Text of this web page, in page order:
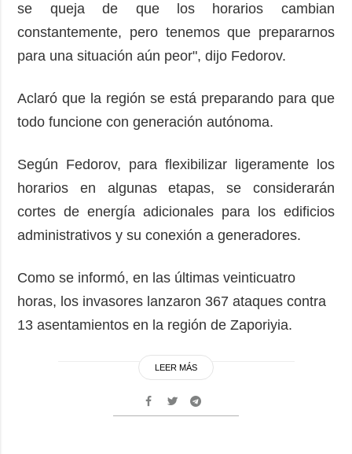
se queja de que los horarios cambian
constantemente, pero tenemos que prepararnos
para una situación aún peor", dijo Fedorov.
Aclaró que la región se está preparando para que
todo funcione con generación autónoma.
Según Fedorov, para flexibilizar ligeramente los
horarios en algunas etapas, se considerarán
cortes de energía adicionales para los edificios
administrativos y su conexión a generadores.
Como se informó, en las últimas veinticuatro
horas, los invasores lanzaron 367 ataques contra
13 asentamientos en la región de Zaporiyia.
LEER MÁS